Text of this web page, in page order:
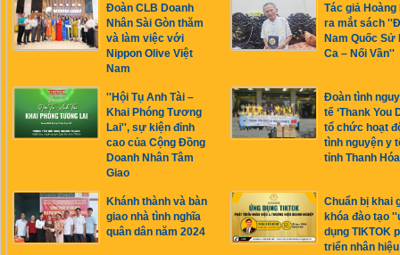
Đoàn CLB Doanh
Nhân Sài Gòn thăm
và làm việc với
Nippon Olive Việt
Nam
Tác giả Hoàng
ra mắt sách
Nam Quốc Sử
Ca – Nối Vần''
''Hội Tụ Anh Tài –
Khai Phóng Tương
Lai'', sự kiện đỉnh
cao của Cộng Đồng
Doanh Nhân Tâm
Giao
Đoàn tình
tế ‘Thank You
tổ chức hoạt
tình nguyện y
tỉnh Thanh Hóa
Khánh thành và bàn
giao nhà tình nghĩa
quân dân năm 2024
Chuẩn bị khai
khóa đào tạo
dụng TIKTOK
triển nhân